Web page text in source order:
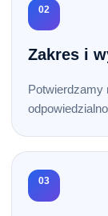
02
Zakres i
Potwierdzamy
03